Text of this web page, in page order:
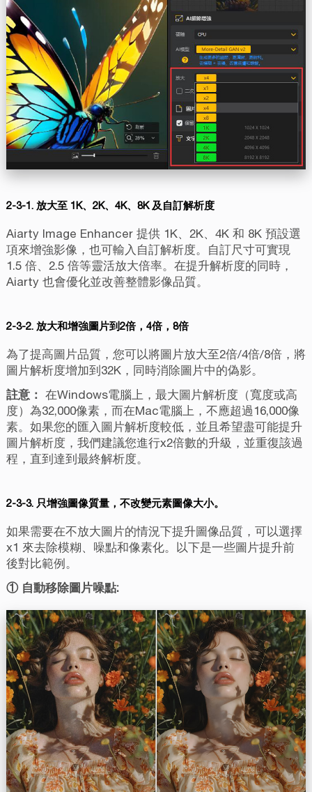
2-3-1. 放大至 1K、2K、4K、8K 及自訂解析度
Aiarty Image Enhancer 提供 1K、2K、4K 和 8K 預設選
項來增強影像，也可輸入自訂解析度。自訂尺寸可實現
1.5 倍、2.5 倍等靈活放大倍率。在提升解析度的同時，
Aiarty 也會優化並改善整體影像品質。
2-3-2. 放大和增強圖片到2倍，4倍，8倍
為了提高圖片品質，您可以將圖片放大至2倍/4倍/8倍，將
圖片解析度增加到32K，同時消除圖片中的偽影。
註意： 在Windows電腦上，最大圖片解析度（寬度或高
度）為32,000像素，而在Mac電腦上，不應超過16,000像
素。如果您的匯入圖片解析度較低，並且希望盡可能提升
圖片解析度，我們建議您進行x2倍數的升級，並重復該過
程，直到達到最終解析度。
2-3-3. 只增強圖像質量，不改變元素圖像大小。
如果需要在不放大圖片的情況下提升圖像品質，可以選擇
x1 來去除模糊、噪點和像素化。以下是一些圖片提升前
後對比範例。
① 自動移除圖片噪點: